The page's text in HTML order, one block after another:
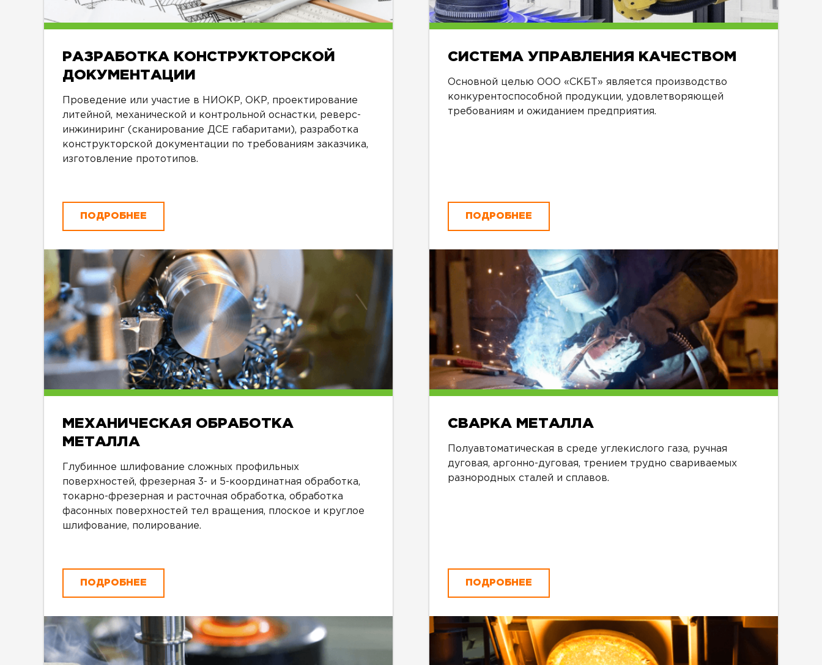
РАЗРАБОТКА КОНСТРУКТОРСКОЙ
ДОКУМЕНТАЦИИ
Проведение или участие в НИОКР, ОКР, проектирование
литейной, механической и контрольной оснастки, реверс-
инжиниринг (сканирование ДСЕ габаритами), разработка
конструкторской документации по требованиям заказчика,
изготовление прототипов.
ПОДРОБНЕЕ
СИСТЕМА УПРАВЛЕНИЯ КАЧЕСТВОМ
Основной целью ООО «СКБТ» является производство
конкурентоспособной продукции, удовлетворяющей
требованиям и ожиданием предприятия.
ПОДРОБНЕЕ
МЕХАНИЧЕСКАЯ ОБРАБОТКА
МЕТАЛЛА
Глубинное шлифование сложных профильных
поверхностей, фрезерная 3- и 5-координатная обработка,
токарно-фрезерная и расточная обработка, обработка
фасонных поверхностей тел вращения, плоское и круглое
шлифование, полирование.
ПОДРОБНЕЕ
СВАРКА МЕТАЛЛА
Полуавтоматическая в среде углекислого газа, ручная
дуговая, аргонно-дуговая, трением трудно свариваемых
разнородных сталей и сплавов.
ПОДРОБНЕЕ